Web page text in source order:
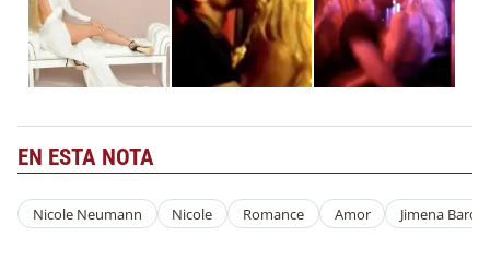
EN ESTA NOTA
Nicole Neumann Nicole Romance Amor Jimena Baron